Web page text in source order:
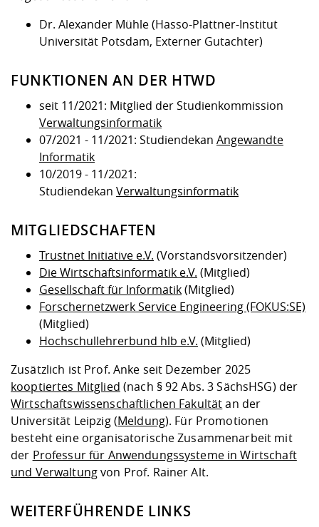
Dr. Alexander Mühle (Hasso-Plattner-Institut
Universität Potsdam, Externer Gutachter)
FUNKTIONEN AN DER HTWD
seit 11/2021: Mitglied der Studienkommission
Verwaltungsinformatik
07/2021 - 11/2021: Studiendekan Angewandte
Informatik
10/2019 - 11/2021:
Studiendekan Verwaltungsinformatik
MITGLIEDSCHAFTEN
Trustnet Initiative e.V. (Vorstandsvorsitzender)
Die Wirtschaftsinformatik e.V. (Mitglied)
Gesellschaft für Informatik(Mitglied)
Forschernetzwerk Service Engineering (FOKUS:SE)
(Mitglied)
Hochschullehrerbund hlb e.V. (Mitglied)
Zusätzlich ist Prof. Anke seit Dezember 2025
kooptiertes Mitglied (nach § 92 Abs. 3 SächsHSG) der
Wirtschaftswissenschaftlichen Fakultätan der
Universität Leipzig (Meldung). Für Promotionen
besteht eine organisatorische Zusammenarbeit mit
der Professur für Anwendungssysteme in Wirtschaft
und Verwaltungvon Prof. Rainer Alt.
WEITERFÜHRENDE LINKS